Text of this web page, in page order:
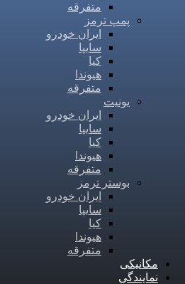
متفرقه
پمپ ترمز
ایران خودرو
سایپا
کیا
هیوندا
متفرقه
یونیت
ایران خودرو
سایپا
کیا
هیوندا
متفرقه
بوستر ترمز
ایران خودرو
سایپا
کیا
هیوندا
متفرقه
مکانیکی
نمایندگی